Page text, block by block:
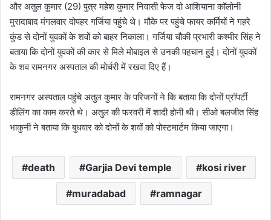
और अतुल कुमार (29) पुत्र महेश कुमार निवासी फेज दो आशियाना कॉलोनी
मुरादाबाद मंगलवार दोपहर गर्जिया पहुंचे थे। मौके पर पहुंचे फायर कर्मियों ने गहरे
कुंड से दोनों युवकों के शवों को बाहर निकाला। गर्जिया चौकी प्रभारी कश्मीर सिंह ने
बताया कि दोनों युवकों की कार से मिले मोबाइल से उनकी पहचान हुई। दोनों युवकों
के शव रामनगर अस्पताल की मोर्चरी में रखवा दिए हैं।
रामनगर अस्पताल पहुंचे अतुल कुमार के परिजनों ने कि बताया कि दोनों प्रॉपर्टी
डीलिंग का काम करते थे। अतुल की फरवरी में शादी होनी थी। सीओ बलजीत सिंह
भाकुनी ने बताया कि बुधवार को दोनों के शवों को पोस्टमार्टम किया जाएगा।
death Garjia Devi temple kosi river
muradabad ramnagar